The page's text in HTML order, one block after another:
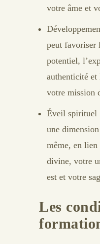
votre âme et
peut favoriser
potentiel,
authenticité et
votre mission
Éveil spirituel
une
même, en lien
divine, votre
est et votre
Les